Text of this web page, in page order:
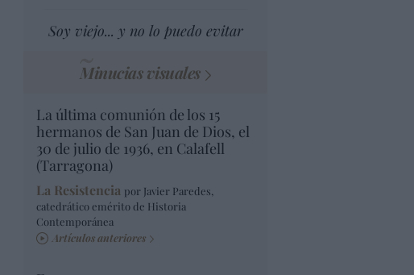
Soy viejo... y no lo puedo evitar
Minucias visuales
La última comunión de los 15
hermanos de San Juan de Dios, el
30 de julio de 1936, en Calafell
(Tarragona)
La Resistencia por Javier Paredes,
catedrático emérito de Historia
Contemporánea
Artículos anteriores